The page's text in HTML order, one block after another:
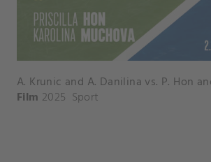
Film 2025 Sport